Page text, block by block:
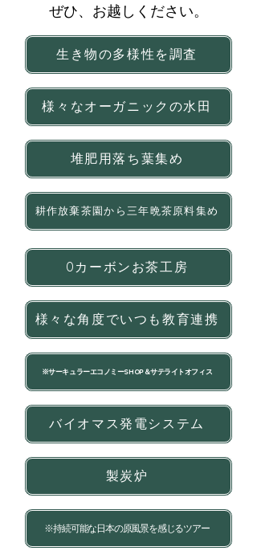
​ぜひ、お越しください。
生き物の多様性を調査
様々なオーガニックの水田
堆肥用落ち葉集め
耕作放棄茶園から三年晩茶原料集め
0カーボンお茶工房
様々な角度でいつも教育連携
※サーキュラーエコノミーSHOP＆サテライトオフィス
バイオマス発電システム
製炭炉
※持続可能な日本の原風景を感じるツアー